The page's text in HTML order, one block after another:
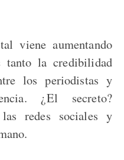
viene aumentando
tanto la credibilidad
los periodistas y
¿El secreto?
redes sociales y